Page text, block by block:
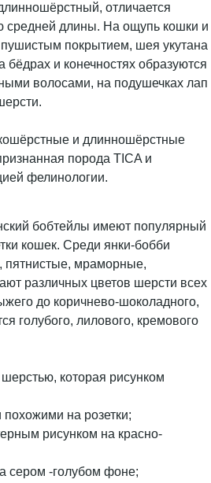
отличается
средней длины. На ощупь кошки и
пушистым покрытием, шея укутана
и конечностях образуются
волосами, на подушечках лап
и длинношёрстные
порода TICA и
фелинологии.
бобтейлы имеют популярный
кошек. Среди янки-бобби
пятнистые, мраморные,
различных цветов шерсти всех
до коричнево-шоколадного,
голубого, лилового, кремового
которая рисунком
на розетки;
рисунком на красно-
сером -голубом фоне;